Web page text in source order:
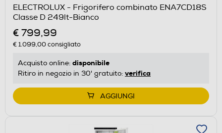
ELECTROLUX - Frigorifero combinato ENA7CD18S
Classe D 249lt-Bianco
€ 799,99
€ 1.099,00consigliato
Acquisto online: disponibile
Ritiro in negozio in 30' gratuito: verifica
AGGIUNGI